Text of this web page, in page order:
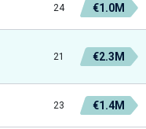
24 €1.0M
21 €2.3M
23 €1.4M